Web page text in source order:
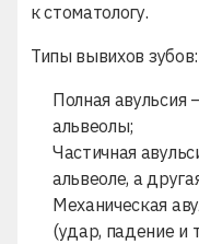
к стоматологу.
Типы вывихов зубов:
Полная авульсия
альвеолы;
Частичная
альвеоле, а
Механическая
(удар, падение и